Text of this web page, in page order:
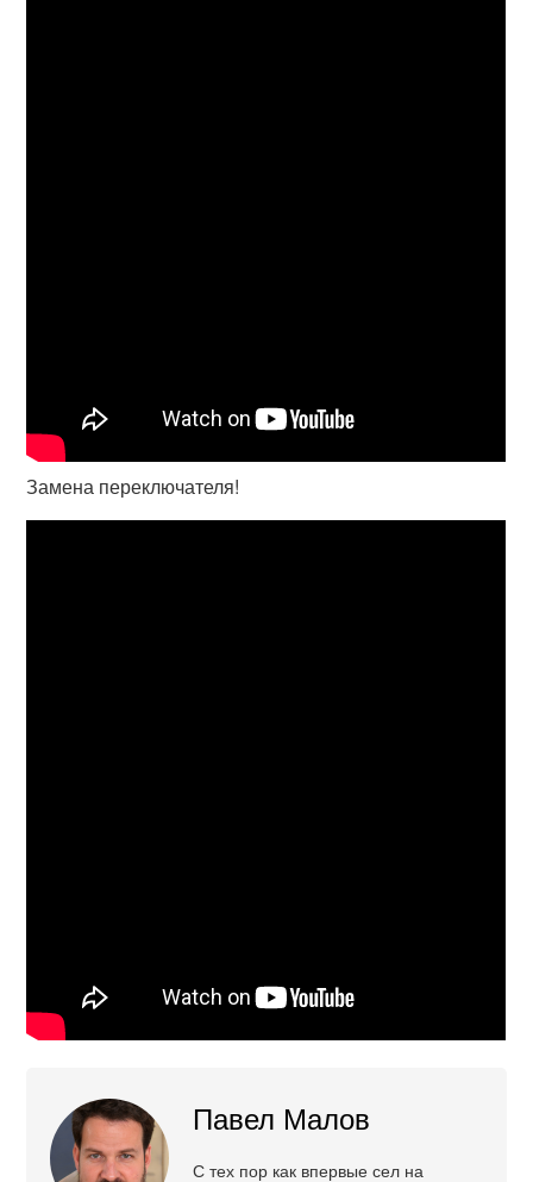
Замена переключателя!
Павел Малов
С тех пор как впервые сел на